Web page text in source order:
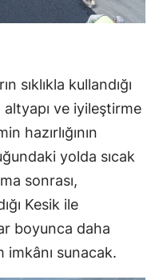
sıklıkla kullandığı
ve iyileştirme
hazırlığının
yolda sıcak
sonrası,
Kesik ile
boyunca daha
imkânı sunacak.